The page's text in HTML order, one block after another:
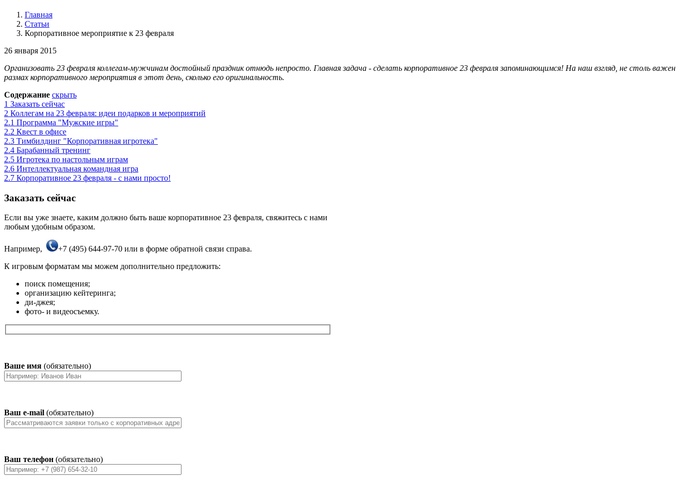
Главная
Статьи
Корпоративное мероприятие к 23 февраля
26 января 2015
Организовать 23 февраля коллегам-мужчинам достойный праздник отнюдь непросто. Главная задача - сделать корпоративное 23 февраля запоминающимся! На наш взгляд, не столь важен
размах корпоративного мероприятия в этот день, сколько его оригинальность.
Содержание скрыть
1 Заказать сейчас
2 Коллегам на 23 февраля: идеи подарков и мероприятий
2.1 Программа "Мужские игры"
2.2 Квест в офисе
2.3 Тимбилдинг "Корпоративная игротека"
2.4 Барабанный тренинг
2.5 Игротека по настольным играм
2.6 Интеллектуальная командная игра
2.7 Корпоративное 23 февраля - с нами просто!
Заказать сейчас
Если вы уже знаете, каким должно быть ваше корпоративное 23 февраля, свяжитесь с нами
любым удобным образом.
Например,
+7 (495) 644-97-70 или в форме обратной связи справа.
К игровым форматам мы можем дополнительно предложить:
поиск помещения;
организацию кейтеринга;
ди-джея;
фото- и видеосъемку.
Ваше имя (обязательно)
Ваш e-mail (обязательно)
Ваш телефон (обязательно)